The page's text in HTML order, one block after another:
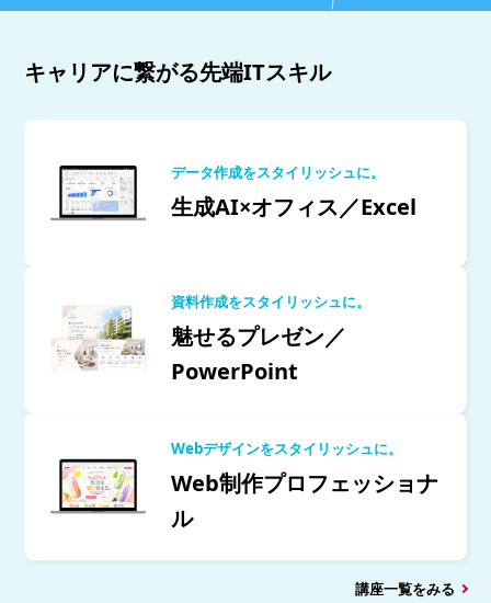
キャリアに繋がる先端ITスキル
データ作成をスタイリッシュに。
生成AI×オフィス／Excel
資料作成をスタイリッシュに。
魅せるプレゼン／
PowerPoint
Webデザインをスタイリッシュに。
Web制作プロフェッショナ
ル
講座一覧をみる